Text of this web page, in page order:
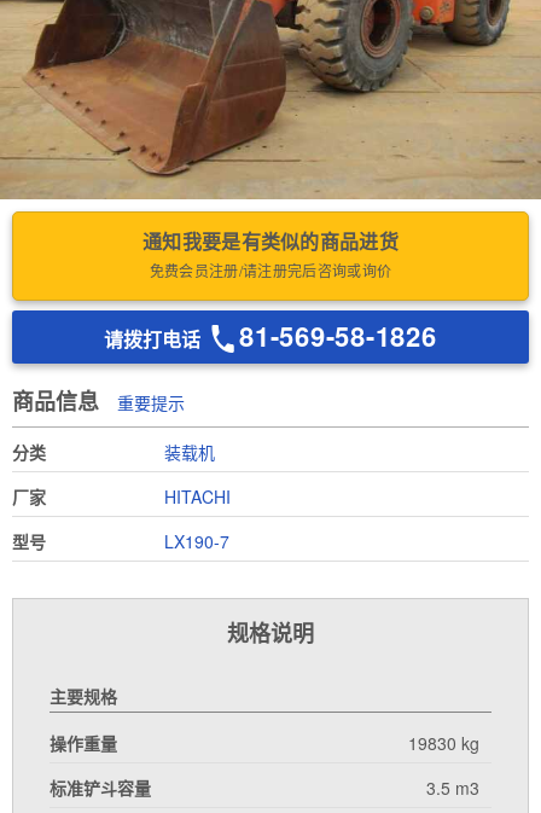
通知我要是有类似的商品进货
免费会员注册/请注册完后咨询或询价
请拨打电话 81-569-58-1826
商品信息 重要提示
分类
装载机
厂家
HITACHI
型号
LX190-7
规格说明
主要规格
操作重量
19830 kg
标准铲斗容量
3.5 m3